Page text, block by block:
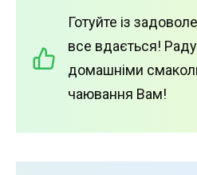
Готуйте із
все вдається!
домашніми
чаювання Вам!